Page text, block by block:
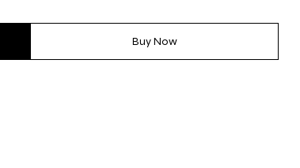
Buy Now